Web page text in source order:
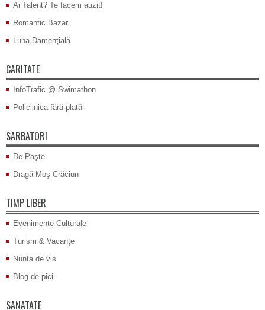
Ai Talent? Te facem auzit!
Romantic Bazar
Luna Damenţială
CARITATE
InfoTrafic @ Swimathon
Policlinica fără plată
SARBATORI
De Paşte
Dragă Moş Crăciun
TIMP LIBER
Evenimente Culturale
Turism & Vacanţe
Nunta de vis
Blog de pici
SANATATE